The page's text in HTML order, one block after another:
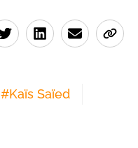
#Kaïs Saïed